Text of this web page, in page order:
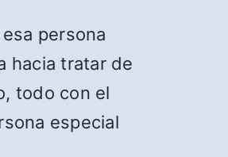
persona
hacia tratar de
todo con el
especial